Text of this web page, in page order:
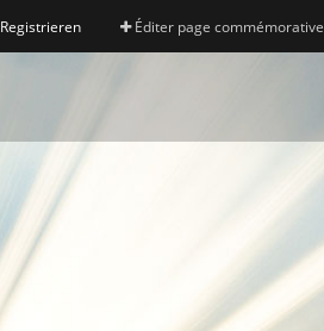
Registrieren Éditer page commémorative